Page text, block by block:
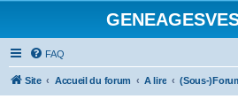
FAQ
Site Accueil du forum A lire (Sous-